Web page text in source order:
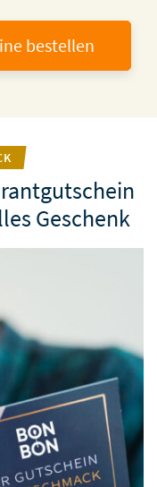
bestellen
Geschenk